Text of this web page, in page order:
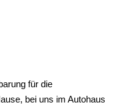
für die
bei uns im Autohaus